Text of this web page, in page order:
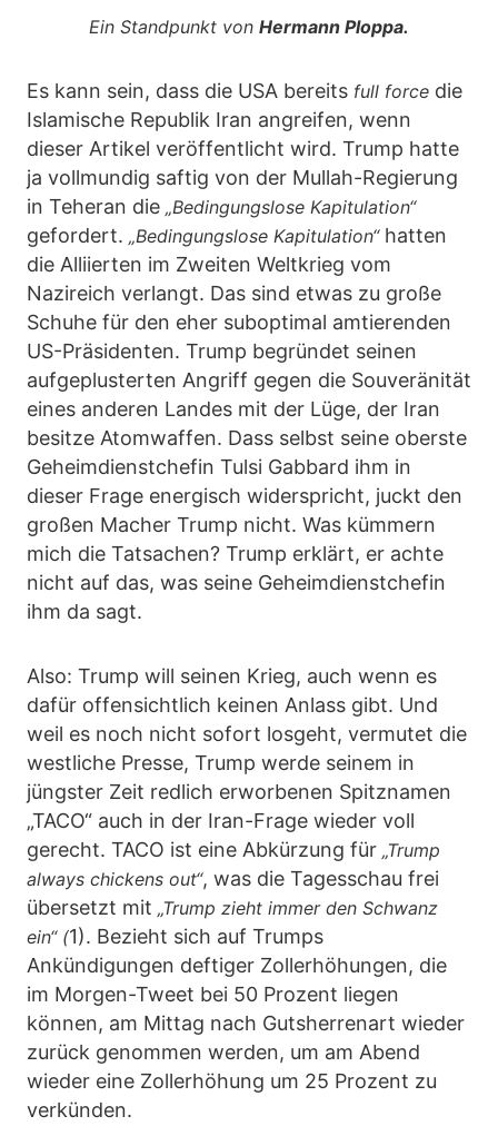
Ein Standpunkt von Hermann Ploppa.
Es kann sein, dass die USA bereits full force die
Islamische Republik Iran angreifen, wenn
dieser Artikel veröffentlicht wird. Trump hatte
ja vollmundig saftig von der Mullah-Regierung
in Teheran die „Bedingungslose Kapitulation“
gefordert. „Bedingungslose Kapitulation“hatten
die Alliierten im Zweiten Weltkrieg vom
Nazireich verlangt. Das sind etwas zu große
Schuhe für den eher suboptimal amtierenden
US-Präsidenten. Trump begründet seinen
aufgeplusterten Angriff gegen die Souveränität
eines anderen Landes mit der Lüge, der Iran
besitze Atomwaffen. Dass selbst seine oberste
Geheimdienstchefin Tulsi Gabbard ihm in
dieser Frage energisch widerspricht, juckt den
großen Macher Trump nicht. Was kümmern
mich die Tatsachen? Trump erklärt, er achte
nicht auf das, was seine Geheimdienstchefin
ihm da sagt.
Also: Trump will seinen Krieg, auch wenn es
dafür offensichtlich keinen Anlass gibt. Und
weil es noch nicht sofort losgeht, vermutet die
westliche Presse, Trump werde seinem in
jüngster Zeit redlich erworbenen Spitznamen
„TACO“ auch in der Iran-Frage wieder voll
gerecht. TACO ist eine Abkürzung für „Trump
always chickens out“, was die Tagesschau frei
übersetzt mit „Trump zieht immer den Schwanz
ein“ (1). Bezieht sich auf Trumps
Ankündigungen deftiger Zollerhöhungen, die
im Morgen-Tweet bei 50 Prozent liegen
können, am Mittag nach Gutsherrenart wieder
zurück genommen werden, um am Abend
wieder eine Zollerhöhung um 25 Prozent zu
verkünden.